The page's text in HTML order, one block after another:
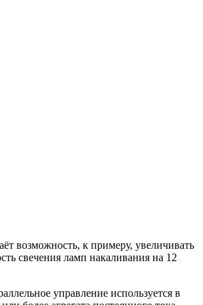
возможность, к примеру, увеличивать
свечения ламп накаливания на 12
управление используется в